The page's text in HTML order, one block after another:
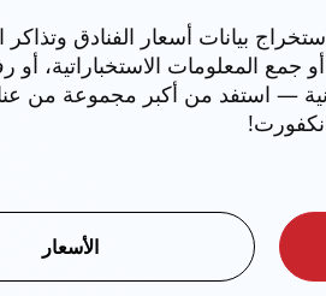
بيانات أسعار الفنادق
أو جمع المعلومات الاستخباراتية،
الأسعار